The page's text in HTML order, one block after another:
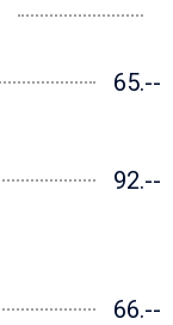
65.--
92.--
66.--